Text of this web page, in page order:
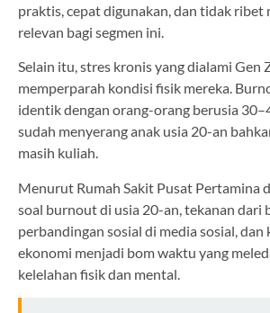
praktis, cepat digunakan, dan tidak ribet
relevan bagi segmen ini.
Selain itu, stres kronis yang dialami Gen
memperparah kondisi fisik mereka.
identik dengan orang-orang berusia
sudah menyerang anak usia 20-an
masih kuliah.
Menurut Rumah Sakit Pusat Pertamina
soal burnout di usia 20-an, tekanan dari
perbandingan sosial di media sosial,
ekonomi menjadi bom waktu yang
kelelahan fisik dan mental.